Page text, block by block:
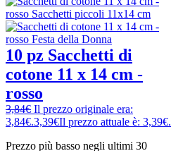
10 pz Sacchetti di
cotone 11 x 14 cm -
rosso
3,84€ Il prezzo originale era:
3,84€.3,39€Il prezzo attuale è: 3,39€.
Prezzo più basso negli ultimi 30